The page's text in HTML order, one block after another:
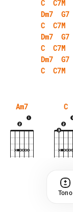
C
C7M
Dm7
G7
C
C7M
Dm7
G7
C
C7M
Dm7
G7
C
C7M
Am7 C
Tono